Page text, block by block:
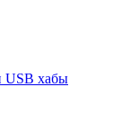
USB хабы